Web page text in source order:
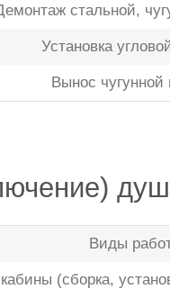
стальной,
Установка
Вынос чугунной
Виды
(сборка,